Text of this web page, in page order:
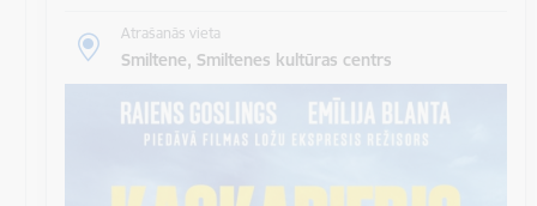
Atrašanās vieta
Smiltene, Smiltenes kultūras centrs